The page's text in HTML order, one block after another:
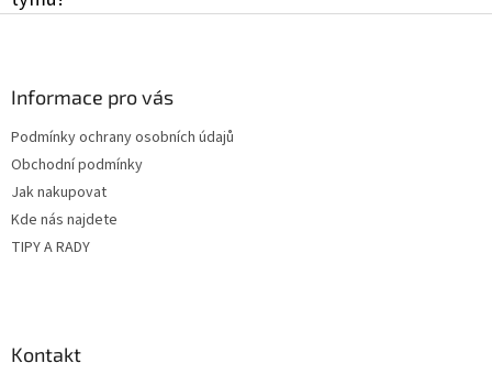
Informace pro vás
Podmínky ochrany osobních údajů
Obchodní podmínky
Jak nakupovat
Kde nás najdete
TIPY A RADY
Kontakt